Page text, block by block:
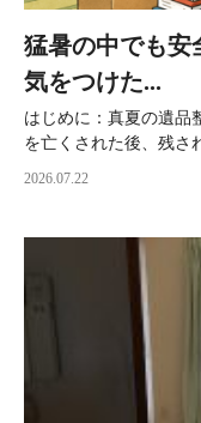
猛暑の中でも安
気をつけた...
はじめに：真夏の遺品
を亡くされた後、残さ
2026.07.22